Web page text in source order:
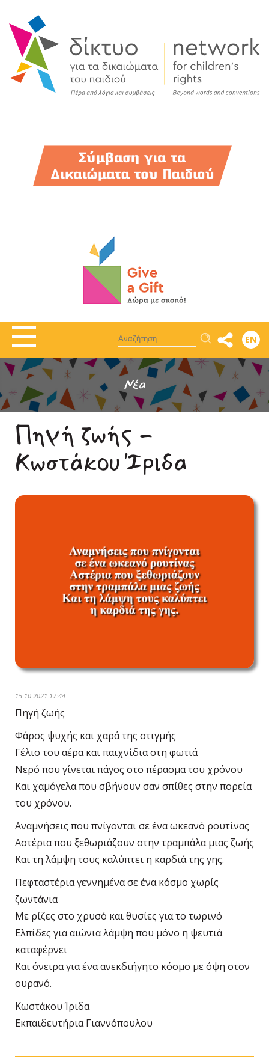
Αναζήτηση EN
Νέα
Πηγή ζωής -
Κωστάκου Ίριδα
15-10-2021 17:44
Πηγή ζωής
Φάρος ψυχής και χαρά της στιγμής
Γέλιο του αέρα και παιχνίδια στη φωτιά
Νερό που γίνεται πάγος στο πέρασμα του χρόνου
Και χαμόγελα που σβήνουν σαν σπίθες στην πορεία
του χρόνου.
Αναμνήσεις που πνίγονται σε ένα ωκεανό ρουτίνας
Αστέρια που ξεθωριάζουν στην τραμπάλα μιας ζωής
Και τη λάμψη τους καλύπτει η καρδιά της γης.
Πεφταστέρια γεννημένα σε ένα κόσμο χωρίς
ζωντάνια
Με ρίζες στο χρυσό και θυσίες για το τωρινό
Ελπίδες για αιώνια λάμψη που μόνο η ψευτιά
καταφέρνει
Και όνειρα για ένα ανεκδιήγητο κόσμο με όψη στον
ουρανό.
Κωστάκου Ίριδα
Εκπαιδευτήρια Γιαννόπουλου